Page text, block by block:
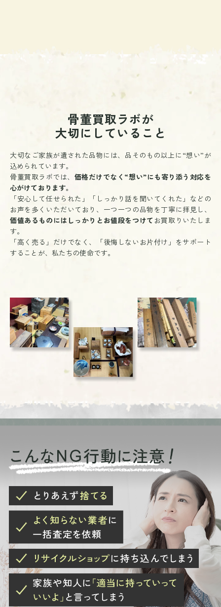
骨董買取ラボが
大切にしていること
大切なご家族が遺された品物には、品そのもの以上に“想い”が
込められています。
骨董買取ラボでは、 価格だけでなく“想い”にも寄り添う対応を
心がけております。
「安心して任せられた」「しっかり話を聞いてくれた」などの
お声を多くいただいており、一つ一つの品物を丁寧に拝見し、
価値あるものにはしっかりとお値段をつけて お買取りいたしま
す。
「高く売る」だけでなく、「後悔しないお片付け」をサポート
することが、私たちの使命です。